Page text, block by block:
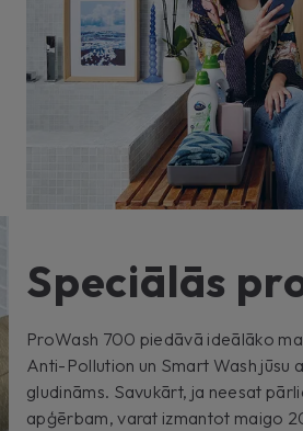
Speciālās
ProWash 700 piedāvā ideālāko
Anti-Pollution un Smart Wash jūsu
gludināms. Savukārt, ja neesat
apģērbam, varat izmantot maigo